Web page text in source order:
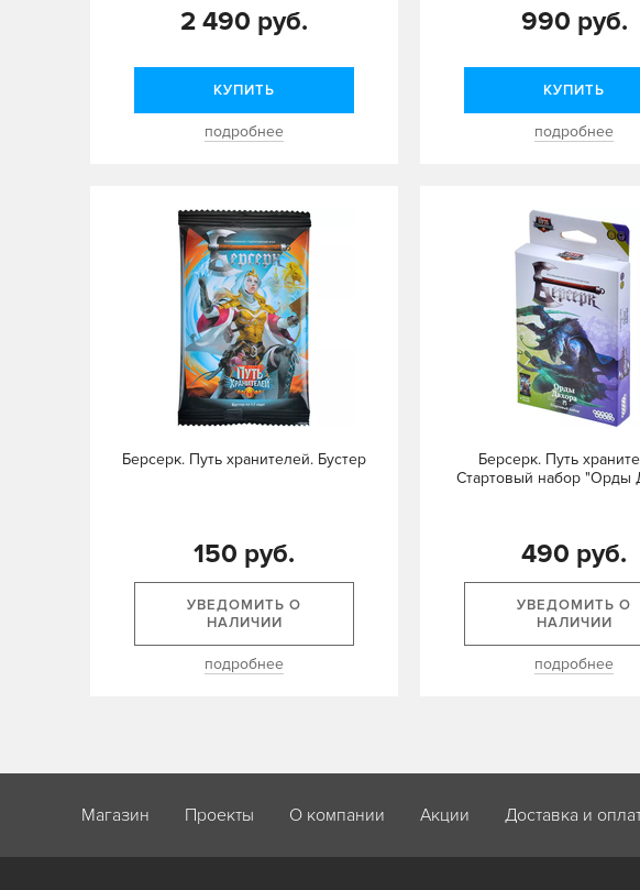
2 490 руб.
КУПИТЬ
подробнее
990 руб.
КУПИТЬ
подробнее
Берсерк. Путь хранителей. Бустер
150 руб.
УВЕДОМИТЬ О
НАЛИЧИИ
подробнее
Берсерк. Путь
Стартовый набор "Орды
490 руб.
УВЕДОМИТЬ О
НАЛИЧИИ
подробнее
Магазин Проекты О компании Акции Доставка и